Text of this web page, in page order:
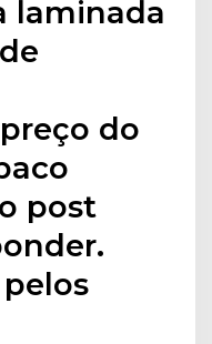
laminada
do
post